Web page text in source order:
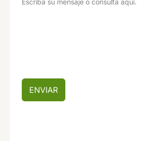
Escriba su mensaje o consulta aquí.
ENVIAR